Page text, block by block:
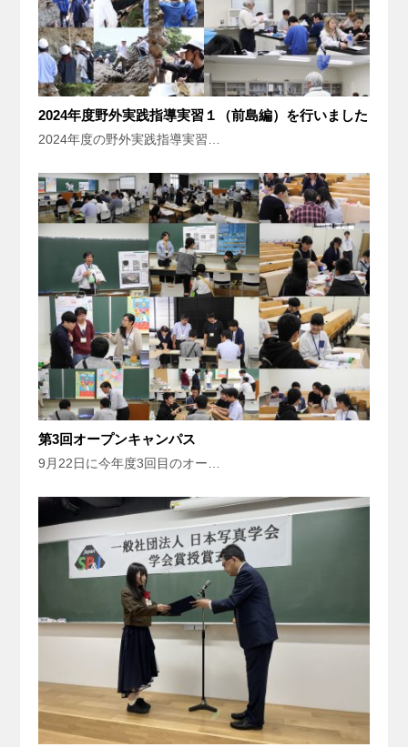
2024年度野外実践指導実習１（前島編）を行いました
2024年度の野外実践指導実習…
第3回オープンキャンパス
9月22日に今年度3回目のオー…